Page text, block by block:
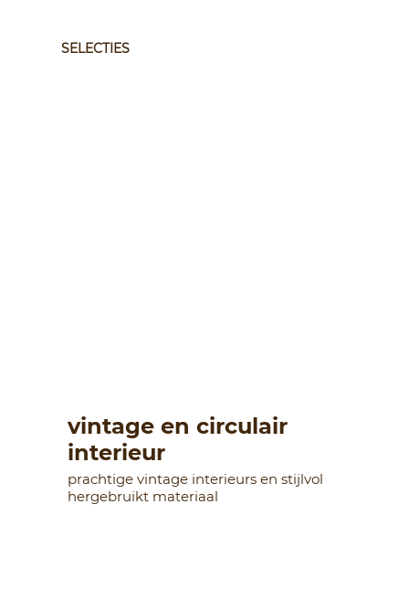
SELECTIES
vintage en circulair
interieur
prachtige vintage interieurs en stijlvol
hergebruikt materiaal